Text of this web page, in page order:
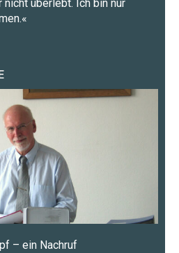
nicht überlebt. Ich bin nur
– ein Nachruf